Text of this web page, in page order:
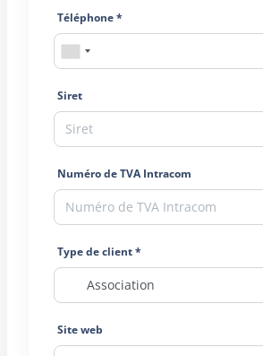
Téléphone *
Siret
Numéro de TVA Intracom
Type de client *
Site web